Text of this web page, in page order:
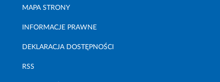
MAPA STRONY
INFORMACJE PRAWNE
DEKLARACJA DOSTĘPNOŚCI
RSS